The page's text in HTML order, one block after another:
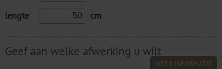
lengte cm
Geef aan welke afwerking u wilt
MEER INFORMATIE